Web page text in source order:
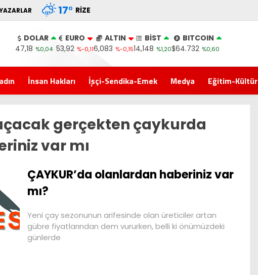
17° RIZE
DOLAR
47,18 %0,04
EURO
53,92 %-0,11
ALTIN
6,083 %-0,15
BİST
14,148 %1,20
BITCOIN
$64.732 %0,60
İnsan Hakları İşçi-Sendika-Emek Medya Eğitim-Kültür
gerçekten çaykurda
var mı
ÇAYKUR’da olanlardan haberiniz var
mı?
Yeni çay sezonunun arifesinde olan üreticiler artan
gübre fiyatlarından dem vururken, belli ki önümüzdeki
günlerde